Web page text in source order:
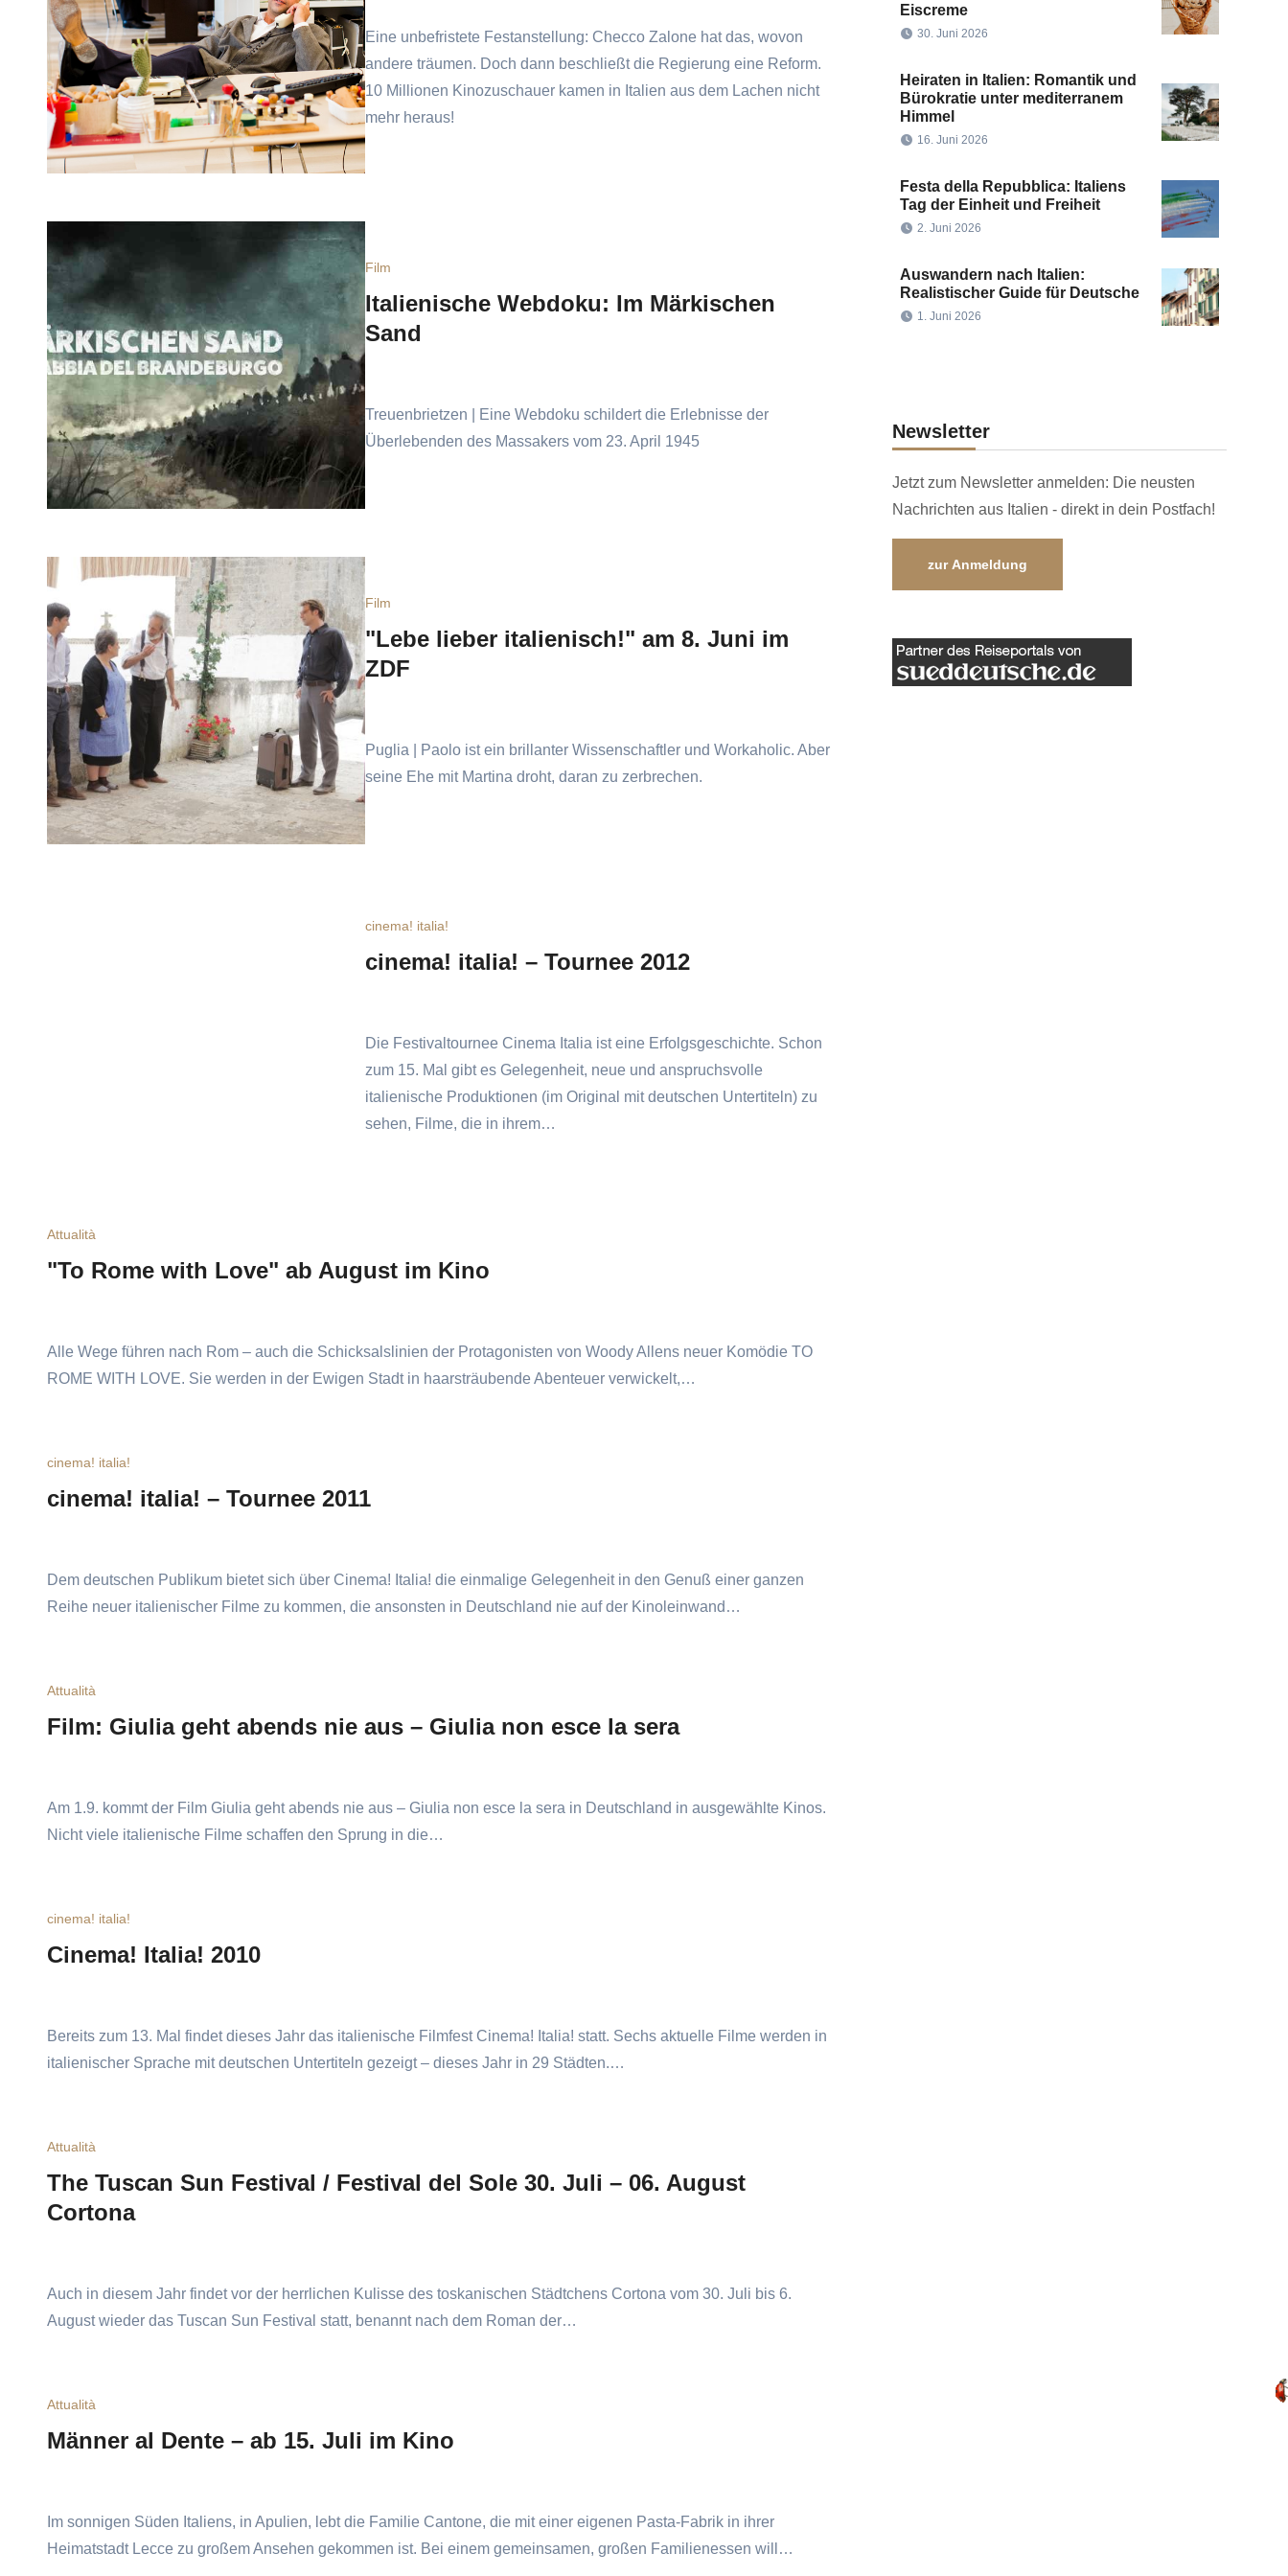
Eine unbefristete Festanstellung: Checco Zalone hat das, wovon
andere träumen. Doch dann beschließt die Regierung eine Reform.
10 Millionen Kinozuschauer kamen in Italien aus dem Lachen nicht
mehr heraus!
Film
Italienische Webdoku: Im Märkischen
Sand
Treuenbrietzen | Eine Webdoku schildert die Erlebnisse der
Überlebenden des Massakers vom 23. April 1945
Film
"Lebe lieber italienisch!" am 8. Juni im
ZDF
Puglia | Paolo ist ein brillanter Wissenschaftler und Workaholic. Aber
seine Ehe mit Martina droht, daran zu zerbrechen.
cinema! italia!
cinema! italia! – Tournee 2012
Die Festivaltournee Cinema Italia ist eine Erfolgsgeschichte. Schon
zum 15. Mal gibt es Gelegenheit, neue und anspruchsvolle
italienische Produktionen (im Original mit deutschen Untertiteln) zu
sehen, Filme, die in ihrem…
Attualità
"To Rome with Love" ab August im Kino
Alle Wege führen nach Rom – auch die Schicksalslinien der Protagonisten von Woody Allens neuer Komödie TO
ROME WITH LOVE. Sie werden in der Ewigen Stadt in haarsträubende Abenteuer verwickelt,…
cinema! italia!
cinema! italia! – Tournee 2011
Dem deutschen Publikum bietet sich über Cinema! Italia! die einmalige Gelegenheit in den Genuß einer ganzen
Reihe neuer italienischer Filme zu kommen, die ansonsten in Deutschland nie auf der Kinoleinwand…
Attualità
Film: Giulia geht abends nie aus – Giulia non esce la sera
Am 1.9. kommt der Film Giulia geht abends nie aus – Giulia non esce la sera in Deutschland in ausgewählte Kinos.
Nicht viele italienische Filme schaffen den Sprung in die…
cinema! italia!
Cinema! Italia! 2010
Bereits zum 13. Mal findet dieses Jahr das italienische Filmfest Cinema! Italia! statt. Sechs aktuelle Filme werden in
italienischer Sprache mit deutschen Untertiteln gezeigt – dieses Jahr in 29 Städten.…
Attualità
The Tuscan Sun Festival / Festival del Sole 30. Juli – 06. August
Cortona
Auch in diesem Jahr findet vor der herrlichen Kulisse des toskanischen Städtchens Cortona vom 30. Juli bis 6.
August wieder das Tuscan Sun Festival statt, benannt nach dem Roman der…
Attualità
Männer al Dente – ab 15. Juli im Kino
Im sonnigen Süden Italiens, in Apulien, lebt die Familie Cantone, die mit einer eigenen Pasta-Fabrik in ihrer
Heimatstadt Lecce zu großem Ansehen gekommen ist. Bei einem gemeinsamen, großen Familienessen will…
Eiscreme
30. Juni 2026
Heiraten in Italien: Romantik und
Bürokratie unter mediterranem
Himmel
16. Juni 2026
Festa della Repubblica: Italiens
Tag der Einheit und Freiheit
2. Juni 2026
Auswandern nach Italien:
Realistischer Guide für Deutsche
1. Juni 2026
Newsletter
Jetzt zum Newsletter anmelden: Die neusten
Nachrichten aus Italien - direkt in dein Postfach!
zur Anmeldung